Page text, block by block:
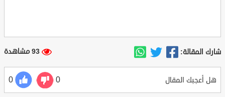
شارك المقالة: 93 مشاهدة
هل أعجبك المقال 0
0